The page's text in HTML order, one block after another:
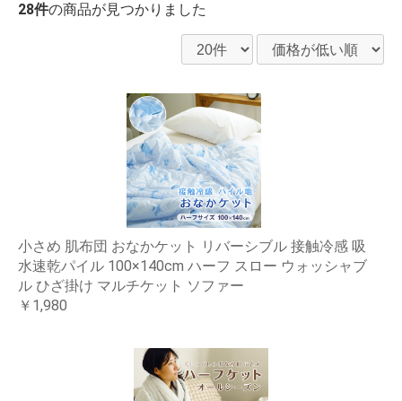
28件の商品が見つかりました
小さめ 肌布団 おなかケット リバーシブル 接触冷感 吸
水速乾パイル 100×140cm ハーフ スロー ウォッシャブ
ル ひざ掛け マルチケット ソファー
￥1,980